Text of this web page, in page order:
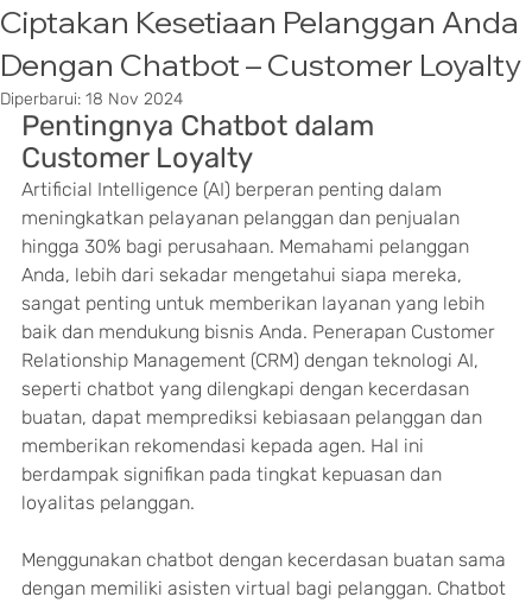
Ciptakan Kesetiaan Pelanggan Anda
Dengan Chatbot – Customer Loyalty
Diperbarui: 18 Nov 2024
Pentingnya Chatbot dalam
Customer Loyalty
Artificial Intelligence (AI) berperan penting dalam
meningkatkan pelayanan pelanggan dan penjualan
hingga 30% bagi perusahaan. Memahami pelanggan
Anda, lebih dari sekadar mengetahui siapa mereka,
sangat penting untuk memberikan layanan yang lebih
baik dan mendukung bisnis Anda. Penerapan Customer
Relationship Management (CRM) dengan teknologi AI,
seperti chatbot yang dilengkapi dengan kecerdasan
buatan, dapat memprediksi kebiasaan pelanggan dan
memberikan rekomendasi kepada agen. Hal ini
berdampak signifikan pada tingkat kepuasan dan
loyalitas pelanggan.
Menggunakan chatbot dengan kecerdasan buatan sama
dengan memiliki asisten virtual bagi pelanggan. Chatbot